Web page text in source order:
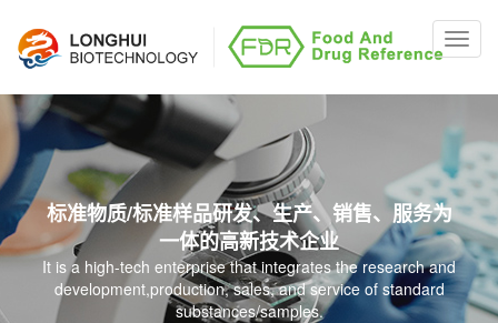
标准物质/标准样品研发、生产、销售、服务为
一体的高新技术企业
It is a high-tech enterprise that integrates the research and
development,production, sales, and service of standard
substances/samples.